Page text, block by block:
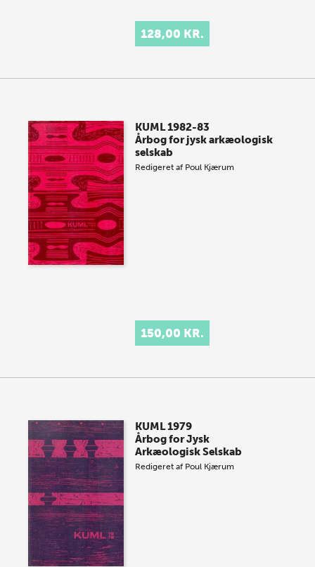
128,00 KR.
KUML 1982-83
Årbog for jysk arkæologisk
selskab
Redigeret af Poul Kjærum
150,00 KR.
KUML 1979
Årbog for Jysk
Arkæologisk Selskab
Redigeret af Poul Kjærum